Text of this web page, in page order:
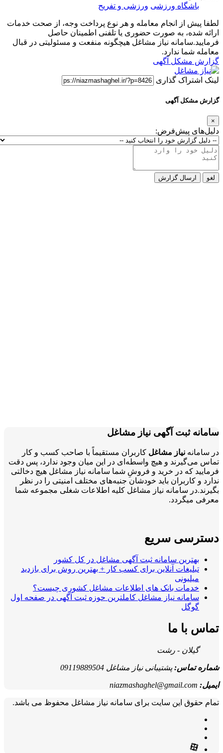
باشگاه ورزشی
ورزشی و تفریح
لطفا پیش از انجام معامله و هر نوع پرداخت وجه، از صحت خدمات
ارائه شده، به صورت حضوری یا تلفنی اطمینان حاصل
فرمایید.سامانه نیاز مشاغل هیچگونه منفعت و مسئولیتی در قبال
معامله شما ندارد.
گزارش مشکل آگهی
لینک اشتراک گذاری
گزارش مشکل آگهی
×
دلیل‌های پیش‌فرض:
لغو ارسال گزارش
سامانه ثبت آگهی نیاز مشاغل
در سامانه نیاز مشاغلکاربران مستقیماً با صاحب کسب و کار
تماس می‌گیرند و هیچ واسطه‌ای در این میان وجود ندارد، پس دقت
فرمایید که در خرید و فروشِ شما سامانه نیاز مشاغل هیچ دخالتی
ندارد و کاربران باید خودشان جنبه‌های مختلف امنیتی را در نظر
بگیرند.در سامانه نیاز مشاغل کلیه اطلاعات شغلی مجموعه شما
معرفی میگردد.
دسترسی سریع
بهترین سامانه ثبت آگهی مشاغل در کل کشور
تبلیغات آنلاین برای کسب کار + بهترین روش برای بازدید
میلیونی
خدمات بانک های اطلاعات مشاغل کشوری چیست؟
سامانه نیاز مشاغل کاملترین حوزه ثبت آگهی در صفحه اول
گوگل
تماس با ما
گیلان - رشت
شماره تماس:پشتیبانی نیاز مشاغل 09119889504
ایمیل: niazmashaghel@gmail.com
تمام حقوق این سایت برای سامانه نیاز مشاغل محفوظ می باشد.